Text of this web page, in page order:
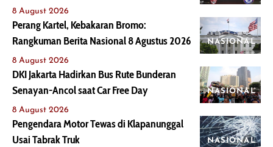
8 August 2026
NASIONAL
Perang Kartel, Kebakaran Bromo:
Rangkuman Berita Nasional 8 Agustus 2026
8 August 2026
NASIONAL
DKI Jakarta Hadirkan Bus Rute Bunderan
Senayan-Ancol saat Car Free Day
8 August 2026
NASIONAL
Pengendara Motor Tewas di Klapanunggal
Usai Tabrak Truk